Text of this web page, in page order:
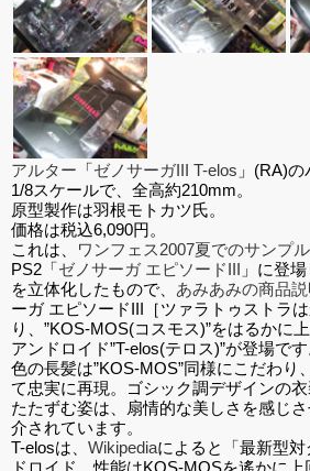
アルター 「ゼノサーガIII T-elos 」(RA)の
1/8スケールで、全高約210mm。
原型製作は羽根モトカツ氏。
価格は税込6,090円。
これは、
ワンフェス2007夏でのサンプ
PS2「ゼノサーガ エピソードIII 」に登
を立体化したもので、 あみあみの商品説
ーガ エピソードIII［ツァラトゥストラ
り、”KOS-MOS(コスモス)”をはるかに
アンドロイド”T-elos(テロス)”が登場で
色の長髪は”KOS-MOS”同様にこだわり
て忠実に再現。ゴシック調デザインの
たたずむ姿は、扇情的な美しさを感じ
介されています。
T-elosは、 Wikipediaによると「最新型
ドロイド。性能はKOS-MOSを遙かに